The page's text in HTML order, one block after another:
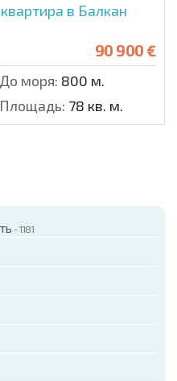
в Балкан
90 900 €
До моря: 800 м.
Площадь: 78 кв. м.
- 1181